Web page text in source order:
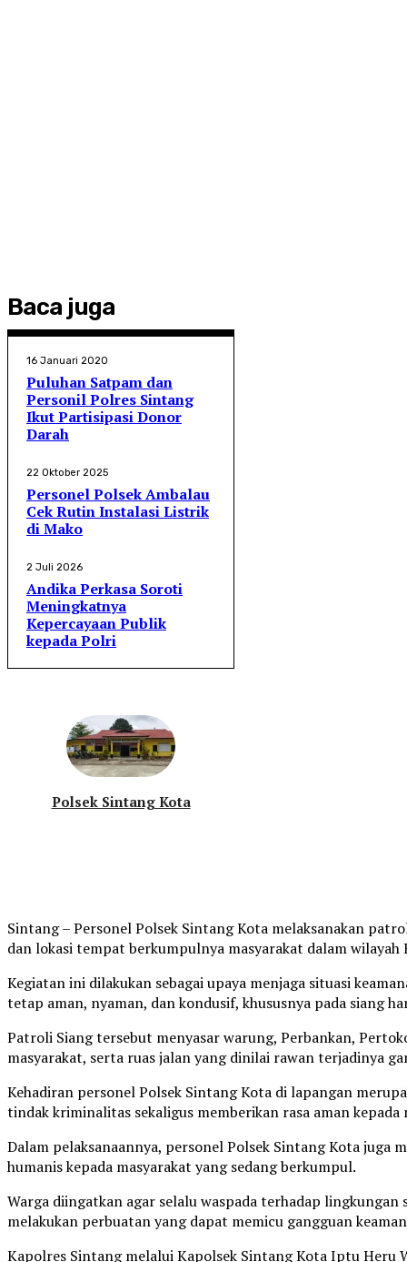
Baca juga
16 Januari 2020
Puluhan Satpam dan
Personil Polres Sintang
Ikut Partisipasi Donor
Darah
22 Oktober 2025
Personel Polsek Ambalau
Cek Rutin Instalasi Listrik
di Mako
2 Juli 2026
Andika Perkasa Soroti
Meningkatnya
Kepercayaan Publik
kepada Polri
Polsek Sintang Kota
Sintang – Personel Polsek Sintang Kota melaksanakan
dan lokasi tempat berkumpulnya masyarakat dalam wilayah
Kegiatan ini dilakukan sebagai upaya menjaga situasi
tetap aman, nyaman, dan kondusif, khususnya pada siang
Patroli Siang tersebut menyasar warung, Perbankan,
masyarakat, serta ruas jalan yang dinilai rawan terjadinya
Kehadiran personel Polsek Sintang Kota di lapangan
tindak kriminalitas sekaligus memberikan rasa aman kepada
Dalam pelaksanaannya, personel Polsek Sintang Kota juga
humanis kepada masyarakat yang sedang berkumpul.
Warga diingatkan agar selalu waspada terhadap
melakukan perbuatan yang dapat memicu gangguan
Kapolres Sintang melalui Kapolsek Sintang Kota Iptu Heru